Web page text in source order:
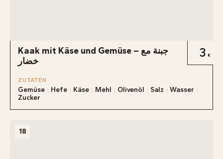
Kaak mit Käse und Gemüse – جبنة مع
خضار
3
ZUTATEN
Gemüse Hefe Käse Mehl Olivenöl Salz
Wasser
Zucker
18